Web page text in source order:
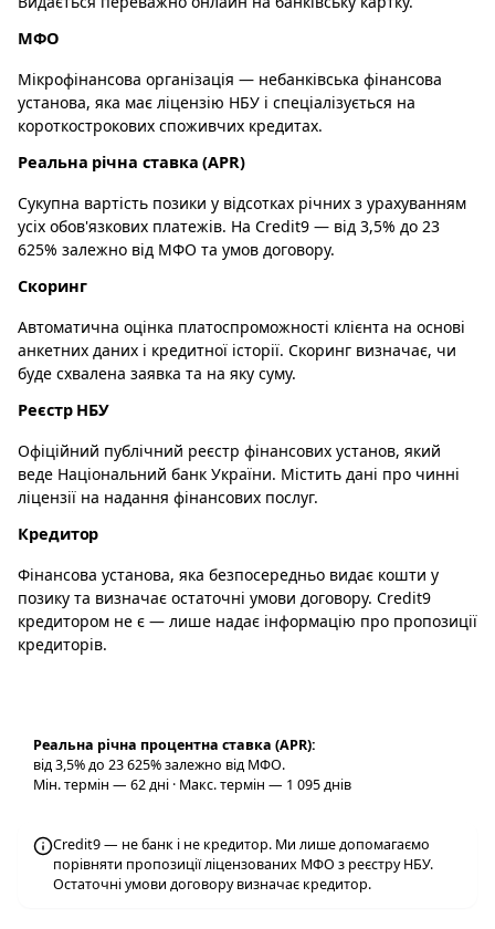
МФО
Мікрофінансова організація — небанківська фінансова
установа, яка має ліцензію НБУ і спеціалізується на
короткострокових споживчих кредитах.
Реальна річна ставка (APR)
Сукупна вартість позики у відсотках річних з урахуванням
усіх обов'язкових платежів. На Credit9 — від 3,5% до 23
625% залежно від МФО та умов договору.
Скоринг
Автоматична оцінка платоспроможності клієнта на основі
анкетних даних і кредитної історії. Скоринг визначає, чи
буде схвалена заявка та на яку суму.
Реєстр НБУ
Офіційний публічний реєстр фінансових установ, який
веде Національний банк України. Містить дані про чинні
ліцензії на надання фінансових послуг.
Кредитор
Фінансова установа, яка безпосередньо видає кошти у
позику та визначає остаточні умови договору. Credit9
кредитором не є — лише надає інформацію про пропозиції
кредиторів.
Реальна річна процентна ставка (APR):
від 3,5% до 23 625% залежно від МФО.
Мін. термін — 62 дні · Макс. термін — 1 095 днів
Credit9 — не банк і не кредитор. Ми лише допомагаємо
порівняти пропозиції ліцензованих МФО з реєстру НБУ.
Остаточні умови договору визначає кредитор.